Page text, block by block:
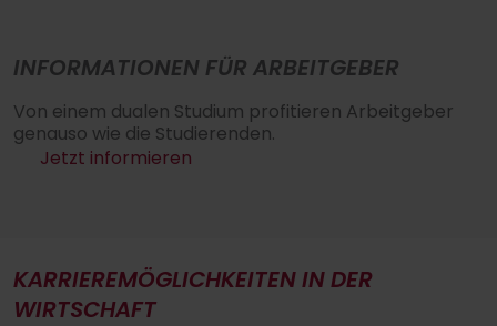
INFORMATIONEN FÜR ARBEITGEBER
Von einem dualen Studium profitieren Arbeitgeber
genauso wie die Studierenden.
Jetzt informieren
KARRIEREMÖGLICHKEITEN IN DER
WIRTSCHAFT